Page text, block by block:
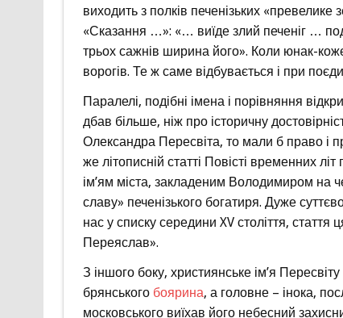
виходить з полків печенізьких
«Сказання …»: «… виїде злий печеніг …
трьох сажнів ширина його». Коли юнак-
ворогів. Те ж саме відбувається і при
Паралелі, подібні імена і порівняння
дбав більше, ніж про історичну
Олександра Пересвіта, то мали б право і
же літописній статті Повісті временних
ім’ям міста, закладеним Володимиром на
славу» печенізького богатиря. Дуже
нас у списку середини XV століття,
Переяслав».
З іншого боку, християнське ім’я
брянського боярина, а головне – інока,
московського виїхав його небесний